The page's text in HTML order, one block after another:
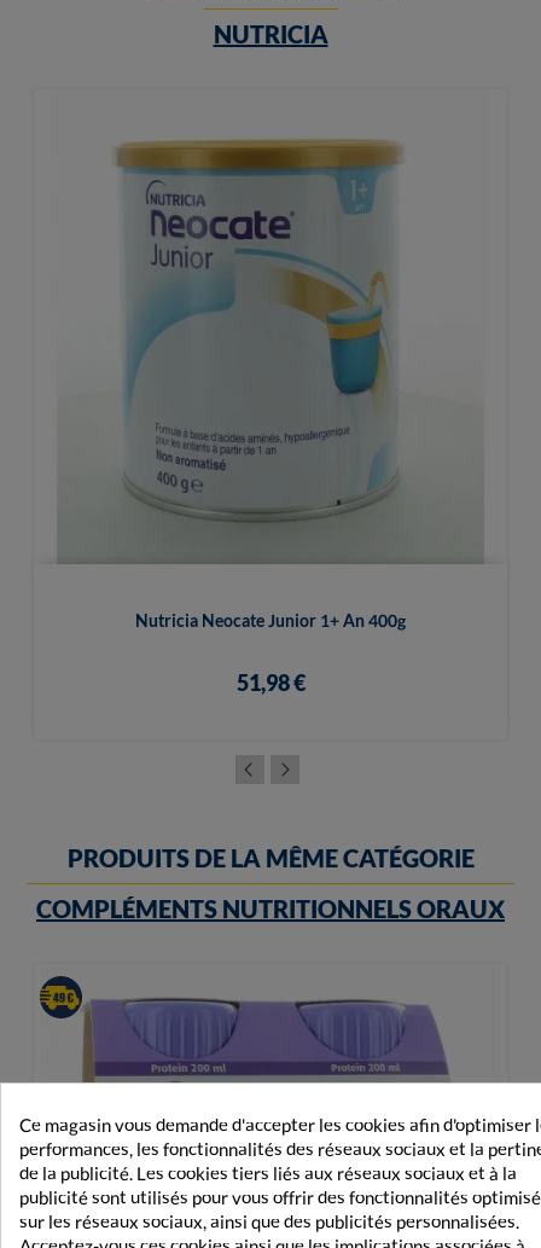
NUTRICIA
Nutricia Neocate Junior 1+ An 400g
51,98 €
PRODUITS DE LA MÊME CATÉGORIE
COMPLÉMENTS NUTRITIONNELS ORAUX
Ce magasin vous demande d'accepter les cookies afin d'optimiser
performances, les fonctionnalités des réseaux sociaux et la
de la publicité. Les cookies tiers liés aux réseaux sociaux et à la
publicité sont utilisés pour vous offrir des fonctionnalités
sur les réseaux sociaux, ainsi que des publicités personnalisées.